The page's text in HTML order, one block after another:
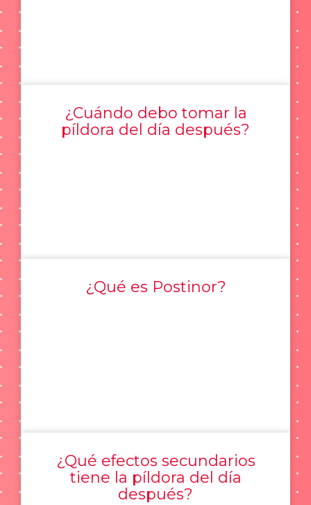
¿Cuándo debo tomar la
píldora del día después?
¿Qué es Postinor?
¿Qué efectos secundarios
tiene la píldora del día
después?